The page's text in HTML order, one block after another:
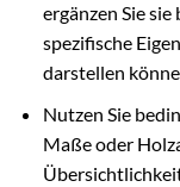
ergänzen Sie
spezifische
darstellen
Nutzen Sie
Maße oder